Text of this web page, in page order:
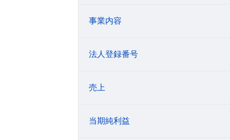
事業内容
法人登録番号
売上
当期純利益